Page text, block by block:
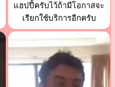
แฮปปี้ครับไว้ถ้ามีโอกาสจะ
เรียกใช้บริการอีกครับ